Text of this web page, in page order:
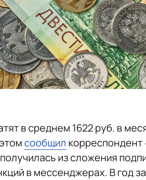
в среднем 1622 руб. в
сообщил корреспондент
из сложения
в мессенджерах. В год